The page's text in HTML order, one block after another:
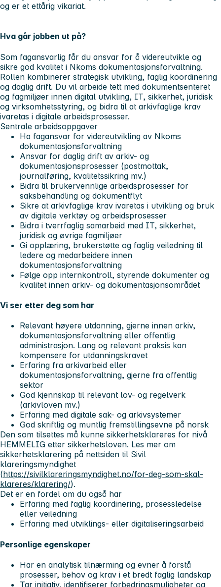
og er et ettårig vikariat.
Hva går jobben ut på?
Som fagansvarlig får du ansvar for å videreutvikle og
sikre god kvalitet i Nkoms dokumentasjonsforvaltning.
Rollen kombinerer strategisk utvikling, faglig koordinering
og daglig drift. Du vil arbeide tett med dokumentsenteret
og fagmiljøer innen digital utvikling, IT, sikkerhet, juridisk
og virksomhetsstyring, og bidra til at arkivfaglige krav
ivaretas i digitale arbeidsprosesser.
Sentrale arbeidsoppgaver
Ha fagansvar for videreutvikling av Nkoms
dokumentasjonsforvaltning
Ansvar for daglig drift av arkiv- og
dokumentasjonsprosesser (postmottak,
journalføring, kvalitetssikring mv.)
Bidra til brukervennlige arbeidsprosesser for
saksbehandling og dokumentflyt
Sikre at arkivfaglige krav ivaretas i utvikling og bruk
av digitale verktøy og arbeidsprosesser
Bidra i tverrfaglig samarbeid med IT, sikkerhet,
juridisk og øvrige fagmiljøer
Gi opplæring, brukerstøtte og faglig veiledning til
ledere og medarbeidere innen
dokumentasjonsforvaltning
Følge opp internkontroll, styrende dokumenter og
kvalitet innen arkiv- og dokumentasjonsområdet
Vi ser etter deg som har
Relevant høyere utdanning, gjerne innen arkiv,
dokumentasjonsforvaltning eller offentlig
administrasjon. Lang og relevant praksis kan
kompensere for utdanningskravet
Erfaring fra arkivarbeid eller
dokumentasjonsforvaltning, gjerne fra offentlig
sektor
God kjennskap til relevant lov- og regelverk
(arkivloven mv.)
Erfaring med digitale sak- og arkivsystemer
God skriftlig og muntlig fremstillingsevne på norsk
Den som tilsettes må kunne sikkerhetsklareres for nivå
HEMMELIG etter sikkerhetsloven. Les mer om
sikkerhetsklarering på nettsiden til Sivil
klareringsmyndighet
(https://sivilklareringsmyndighet.no/for-deg-som-skal-
klareres/klarering/).
Det er en fordel om du også har
Erfaring med faglig koordinering, prosessledelse
eller veiledning
Erfaring med utviklings- eller digitaliseringsarbeid
Personlige egenskaper
Har en analytisk tilnærming og evner å forstå
prosesser, behov og krav i et bredt faglig landskap
Tar initiativ, identifiserer forbedringsmuligheter og